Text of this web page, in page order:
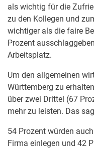
als wichtig für die
zu den Kollegen und
wichtiger als die faire
Prozent
Arbeitsplatz.
Um den allgemeinen
Württemberg zu
über zwei Drittel (67
mehr zu leisten. Das
54 Prozent würden
Firma einlegen und 42